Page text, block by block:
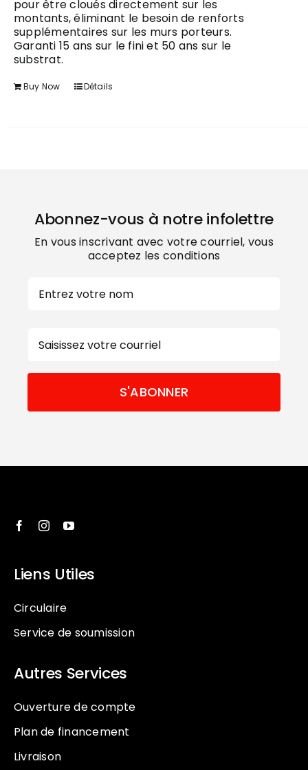
pour être cloués directement sur les
montants, éliminant le besoin de renforts
supplémentaires sur les murs porteurs.
Garanti 15 ans sur le fini et 50 ans sur le
substrat.
Buy Now Détails
Abonnez-vous à notre infolettre
En vous inscrivant avec votre courriel, vous
acceptez les conditions
mail
Liens Utiles
Circulaire
Service de soumission
Autres Services
Ouverture de compte
Plan de financement
Livraison